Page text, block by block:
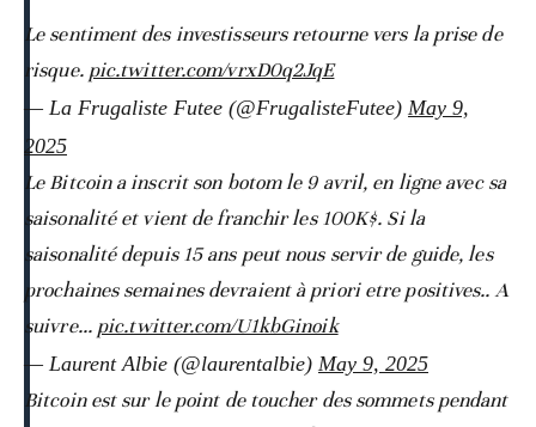
Le sentiment des investisseurs retourne vers la prise de
risque. pic.twitter.com/vrxD0q2JqE
— La Frugaliste Futee (@FrugalisteFutee) May 9,
2025
Le Bitcoin a inscrit son botom le 9 avril, en ligne avec sa
saisonalité et vient de franchir les 100K$. Si la
saisonalité depuis 15 ans peut nous servir de guide, les
prochaines semaines devraient à priori etre positives.. A
suivre... pic.twitter.com/U1kbGinoik
— Laurent Albie (@laurentalbie) May 9, 2025
Bitcoin est sur le point de toucher des sommets pendant